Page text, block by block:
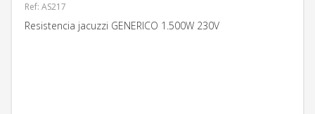
Ref: AS217
Resistencia jacuzzi GENERICO 1.500W 230V